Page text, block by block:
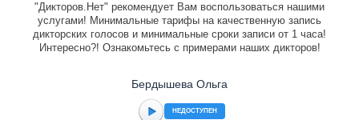
"Дикторов.Нет" рекомендует Вам воспользоваться нашими
услугами! Минимальные тарифы на качественную запись
дикторских голосов и минимальные сроки записи от 1 часа!
Интересно?! Ознакомьтесь с примерами наших дикторов!
Бердышева Ольга
НЕДОСТУПЕН